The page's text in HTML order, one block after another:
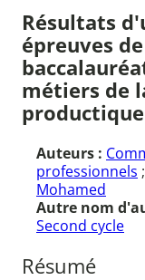
Résultats
épreuves
métiers de
Auteurs :
professionnels ;
Mohamed
Autre nom
Second cycle
Résumé